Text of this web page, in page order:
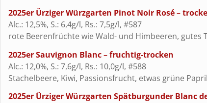
2025er Ürziger Würzgarten Pinot Noir Rosé –
Alc.: 12,5%, S.: 6,4g/l, Rs.: 7,5g/l, #587
rote Beerenfrüchte wie Wald- und Himbeeren, gutes
2025er Sauvignon Blanc – fruchtig-trocken
Alc.: 12,0%, S.: 7,6g/l, Rs.: 10,0g/l, #588
Stachelbeere, Kiwi, Passionsfrucht, etwas grüne
2025er Ürziger Würzgarten Spätburgunder Blanc